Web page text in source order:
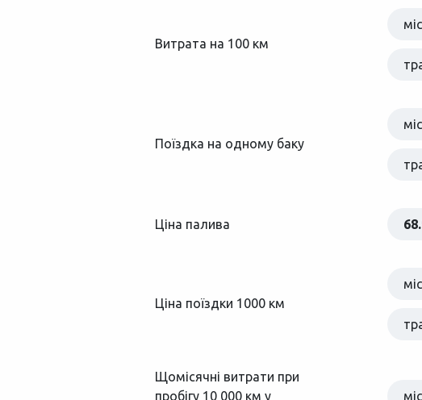
Витрата на 100 км
Поїздка на одному баку
Ціна палива
Ціна поїздки 1000 км
Щомісячні витрати при
пробігу 10 000 км у